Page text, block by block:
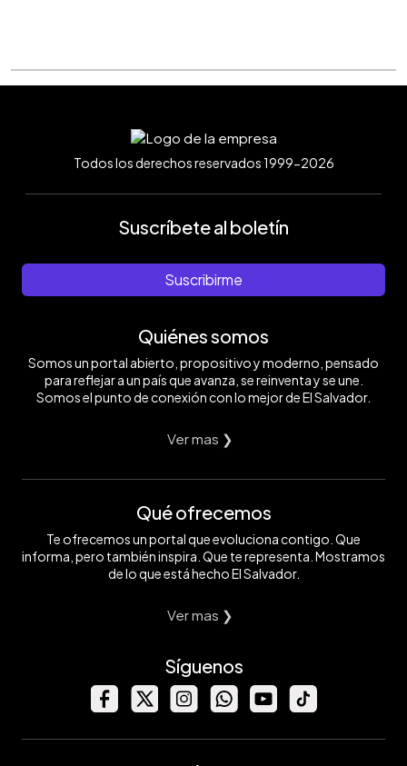
Todos los derechos reservados 1999-2026
Suscríbete al boletín
Suscribirme
Quiénes somos
Somos un portal abierto, propositivo y moderno, pensado
para reflejar a un país que avanza, se reinventa y se une.
Somos el punto de conexión con lo mejor de El Salvador.
Ver mas ❯
Qué ofrecemos
Te ofrecemos un portal que evoluciona contigo. Que
informa, pero también inspira. Que te representa. Mostramos
de lo que está hecho El Salvador.
Ver mas ❯
Síguenos